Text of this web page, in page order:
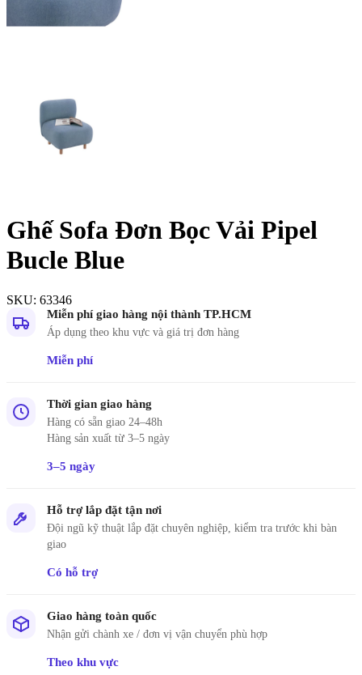
Ghế Sofa Đơn Bọc Vải Pipel
Bucle Blue
SKU: 63346
Miễn phí giao hàng nội thành TP.HCM
Áp dụng theo khu vực và giá trị đơn hàng
Miễn phí
Thời gian giao hàng
Hàng có sẵn giao 24–48h
Hàng sản xuất từ 3–5 ngày
3–5 ngày
Hỗ trợ lắp đặt tận nơi
Đội ngũ kỹ thuật lắp đặt chuyên nghiệp, kiểm tra trước khi bàn
giao
Có hỗ trợ
Giao hàng toàn quốc
Nhận gửi chành xe / đơn vị vận chuyển phù hợp
Theo khu vực